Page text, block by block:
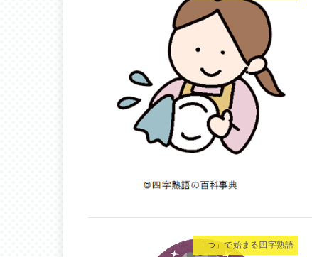
「つ」で始まる四字熟語